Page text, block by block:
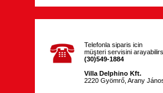
Telefonla siparis icin
müşteri servisini
(30)549-1884
Villa Delphino Kft.
2220 Gyömrő, Arany